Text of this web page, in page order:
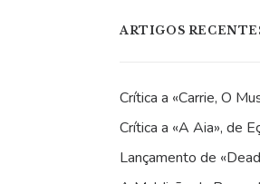
ARTIGOS
Crítica a «Carrie, O
Crítica a «A Aia», de
Lançamento de